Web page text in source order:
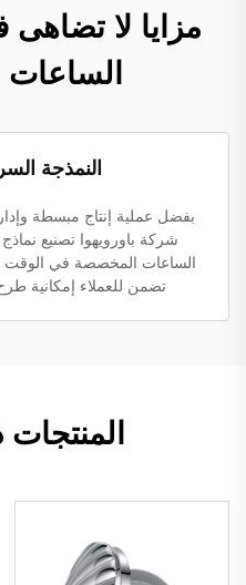
مزايا لا
النمذجة
بفضل عملية إنتاج مبسطة
شركة باورويهوا تصنيع
الساعات المخصصة في الوقت
تضمن للعملاء إمكانية